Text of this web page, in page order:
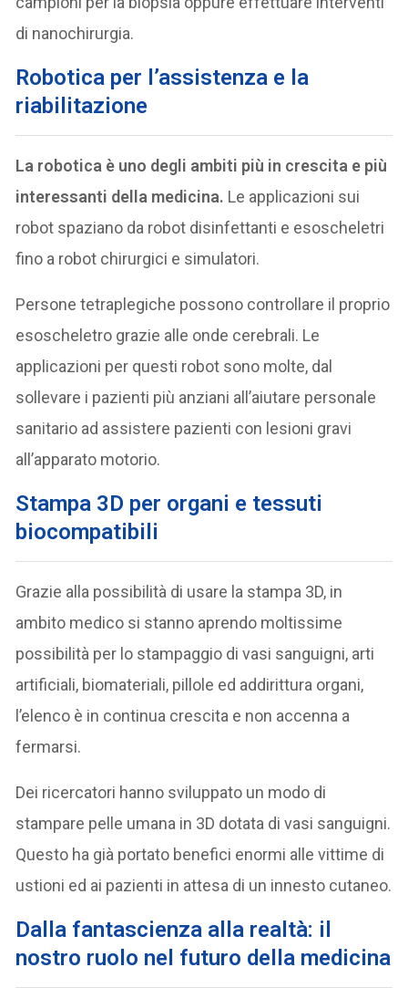
di nanochirurgia.
Robotica per l’assistenza e la
riabilitazione
La robotica è uno degli ambiti più in crescita e più
interessanti della medicina. Le applicazioni sui
robot spaziano da robot disinfettanti e esoscheletri
fino a robot chirurgici e simulatori.
Persone tetraplegiche possono controllare il proprio
esoscheletro grazie alle onde cerebrali. Le
applicazioni per questi robot sono molte, dal
sollevare i pazienti più anziani all’aiutare personale
sanitario ad assistere pazienti con lesioni gravi
all’apparato motorio.
Stampa 3D per organi e tessuti
biocompatibili
Grazie alla possibilità di usare la stampa 3D, in
ambito medico si stanno aprendo moltissime
possibilità per lo stampaggio di vasi sanguigni, arti
artificiali, biomateriali, pillole ed addirittura organi,
l’elenco è in continua crescita e non accenna a
fermarsi.
Dei ricercatori hanno sviluppato un modo di
stampare pelle umana in 3D dotata di vasi sanguigni.
Questo ha già portato benefici enormi alle vittime di
ustioni ed ai pazienti in attesa di un innesto cutaneo.
Dalla fantascienza alla realtà: il
nostro ruolo nel futuro della medicina